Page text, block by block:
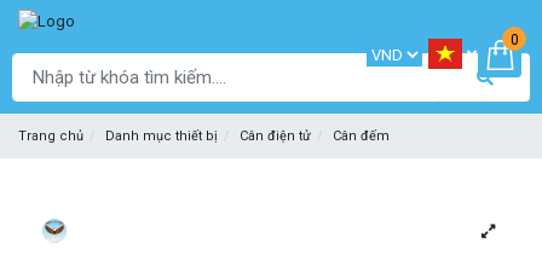
0
Trang chủ Danh mục thiết bị Cân điện tử Cân đếm